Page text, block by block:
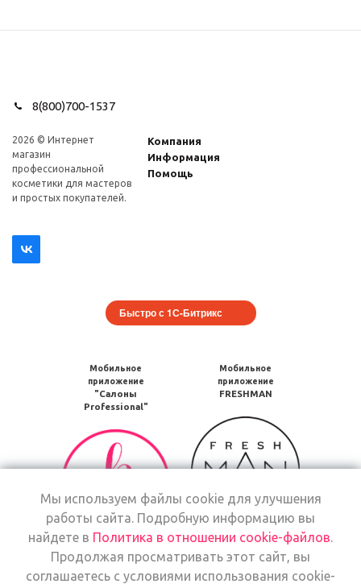
8(800)700-1537
2026 © Интернет
магазин
профеcсиональной
косметики для мастеров
и простых покупателей.
Компания
Информация
Помощь
Быстро с 1С-Битрикс
Мобильное
приложение
"Салоны
Professional"
Мобильное
приложение
Салоны
загрузить
в
Google
Мобильное
приложение
Мобильное
приложение
FRESHMAN
Мобильное
приложение
FRESHMAN
Play
Мобильное
приложение
Freshman
Мы используем файлы cookie для улучшения
работы сайта. Подробную информацию вы
найдете в Политика в отношении cookie-файлов.
Продолжая просматривать этот сайт, вы
соглашаетесь с условиями использования cookie-